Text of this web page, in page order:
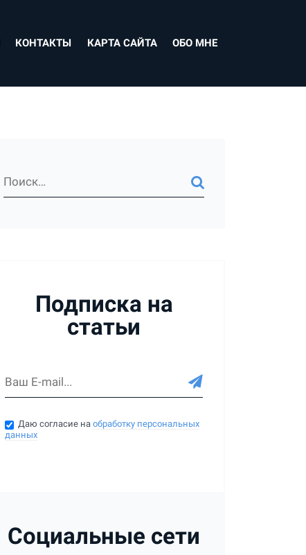
КОНТАКТЫ КАРТА САЙТА ОБО МНЕ
Подписка на
статьи
Даю согласие наобработку персональных
данных
Социальные сети